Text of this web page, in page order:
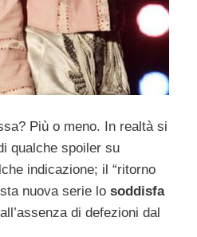
Più o meno. In realtà si
qualche spoiler su
indicazione; il “ritorno
nuova serie lo soddisfa
di defezioni dal